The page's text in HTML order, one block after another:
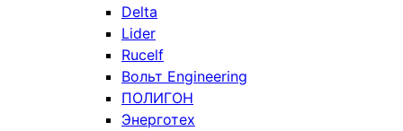
Delta
Lider
Rucelf
Вольт Engineering
ПОЛИГОН
Энерготех